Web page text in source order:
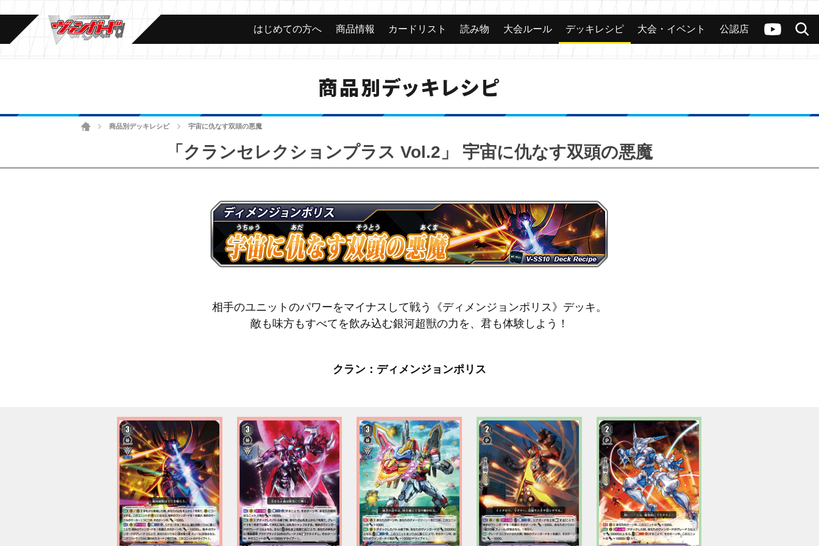
ヴァンガードch
検索
カード 大会 公認店舗 その他
はじめての方へ 商品情報 カードリスト 読み物 大会ルール デッキレシピ 大会・イベント 公認店
商品別デッキレシピ
ホーム商品別デッキレシピ 宇宙に仇なす双頭の悪魔
「クランセレクションプラス Vol.2」 宇宙に仇なす双頭の悪魔
相手のユニットのパワーをマイナスして戦う《ディメンジョンポリス》デッキ。
敵も味方もすべてを飲み込む銀河超獣の力を、君も体験しよう！
クラン：ディメンジョンポリス